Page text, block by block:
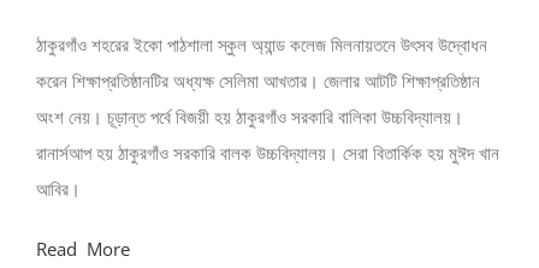
ঠাকুরগাঁও শহরের ইকো পাঠশালা স্কুল অ্যান্ড কলেজ মিলনায়তনে উৎসব উদ্বোধন
করেন শিক্ষাপ্রতিষ্ঠানটির অধ্যক্ষ সেলিমা আখতার। জেলার আটটি শিক্ষাপ্রতিষ্ঠান
অংশ নেয়। চূড়ান্ত পর্বে বিজয়ী হয় ঠাকুরগাঁও সরকারি বালিকা উচ্চবিদ্যালয়।
রানার্সআপ হয় ঠাকুরগাঁও সরকারি বালক উচ্চবিদ্যালয়। সেরা বিতার্কিক হয় মুঈদ খান
আবির।
Read More